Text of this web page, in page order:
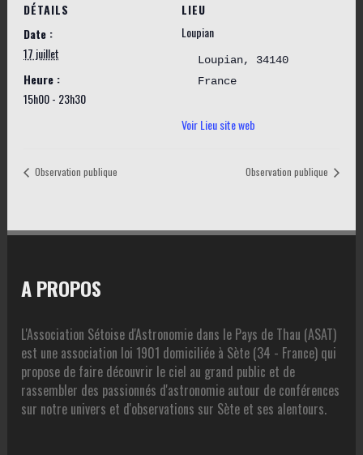
DÉTAILS
Date :
17 juillet
Heure :
15h00 - 23h30
LIEU
Loupian
Loupian,
34140
France
Voir Lieu site web
Observation publique Observation publique
A PROPOS
L'Association Sétoise d'Astronomie dans le Pays de Thau (ASAT)
est une association loi 1901 domiciliée à Sète (34 - France) qui
propose de faire découvrir le ciel au grand public et de
rassembler des passionnés d'astronomie autour de conférences
sur notre univers et d'observations sur Sète et ses alentours.